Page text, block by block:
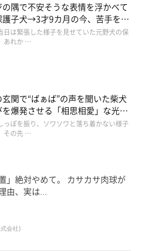
なれよって話なんですが
の隅で不安そうな表情を浮かべて
護子犬→3才9カ月の今、苦手を克
もしいコに成長！
日は緊張した様子を見せていた元野犬の保
あれか …
玄関で“ばぁば”の声を聞いた柴犬
爆発させる「相思相愛」な光景
こり
っぽを振り、ソワソワと落ち着かない様子
その先 …
」絶対やめて。 カサカサ肉球が
由、実は...
会社)